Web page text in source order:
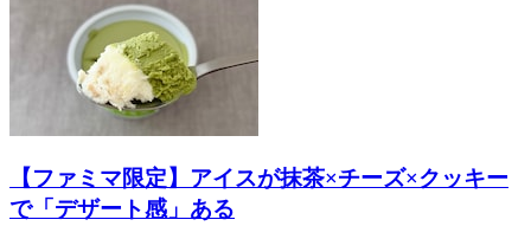
【ファミマ限定】アイスが抹茶×チーズ×クッキー
で「デザート感」ある